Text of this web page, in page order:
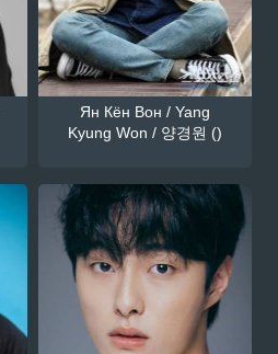
Ян Кён Вон / Yang
Kyung Won / 양경원 ()